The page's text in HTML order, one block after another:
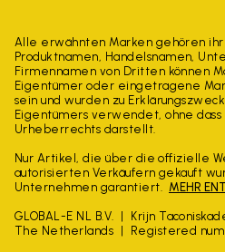
Alle erwähnten Marken gehören
Produktnamen, Handelsnamen,
Firmennamen von Dritten können
Eigentümer oder eingetragene
sein und wurden zu
Eigentümers verwendet, ohne
Urheberrechts darstellt.
Nur Artikel, die über die offizielle
autorisierten Verkäufern gekauft
Unternehmen garantiert. MEHR
GLOBAL-E NL B.V.
Krijn
The Netherlands
Registered